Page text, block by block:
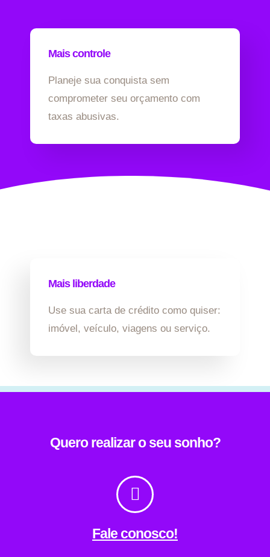
Mais controle
Planeje sua conquista sem
comprometer seu orçamento com
taxas abusivas.
Mais liberdade
Use sua carta de crédito como quiser:
imóvel, veículo, viagens ou serviço.
Quero realizar o seu sonho?
Fale conosco!